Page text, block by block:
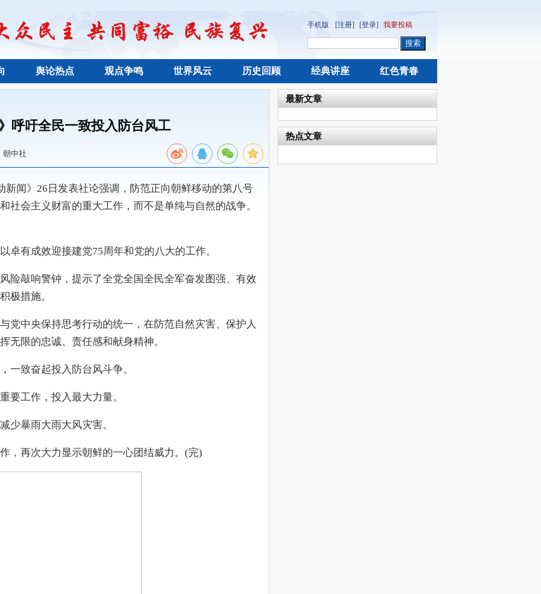
手机版 [注册] [登录] 我要投稿
舆论热点 观点争鸣 世界风云 历史回顾 经典讲座 红色青春
呼吁全民一致投入防台风工
朝中社
》26日发表社论强调，防范正向朝鲜移动的第八号
社会主义财富的重大工作，而不是单纯与自然的战争。
有成效迎接建党75周年和党的八大的工作。
敲响警钟，提示了全党全国全民全军奋发图强、有效
极措施。
中央保持思考行动的统一，在防范自然灾害、保护人
无限的忠诚、责任感和献身精神。
致奋起投入防台风斗争。
工作，投入最大力量。
暴雨大雨大风灾害。
再次大力显示朝鲜的一心团结威力。(完)
最新文章
热点文章